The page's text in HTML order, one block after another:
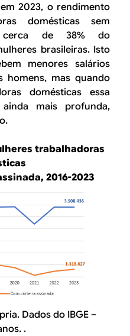
2023, o rendimento
domésticas sem
cerca de 38% do
brasileiras. Isto
menores salários
homens, mas quando
domésticas essa
mais profunda,
trabalhadoras
2016-2023
Dados do IBGE –
.